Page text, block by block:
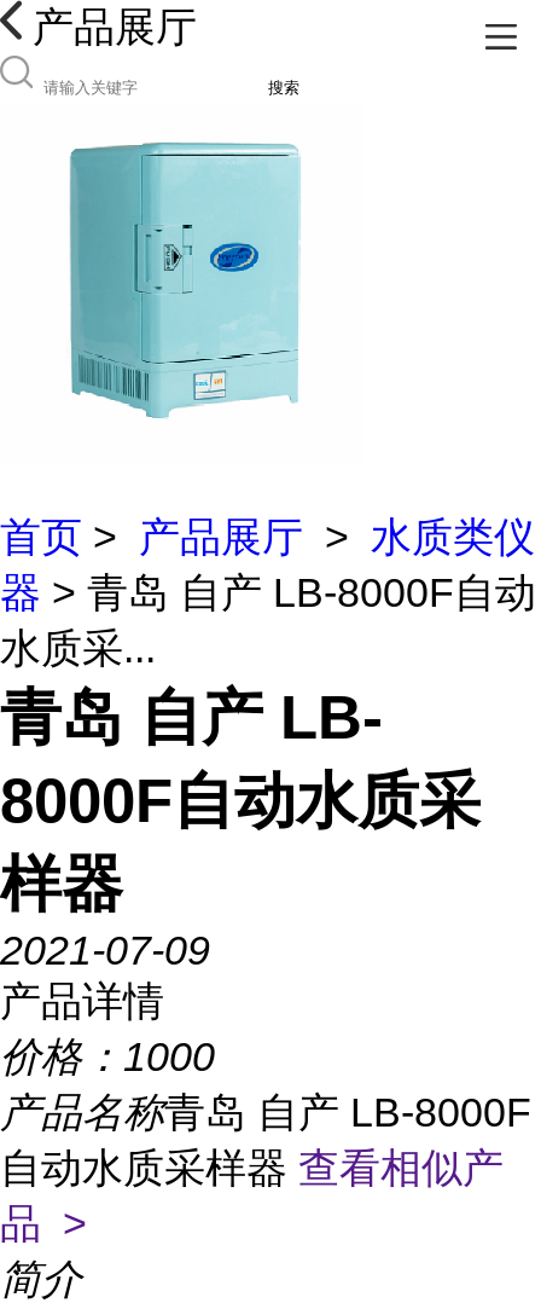
产品展厅
搜索
首页 > 产品展厅 > 水质类仪
器 > 青岛 自产 LB-8000F自动
水质采...
青岛 自产 LB-
8000F自动水质采
样器
2021-07-09
产品详情
价格： 1000
产品名称青岛 自产 LB-8000F
自动水质采样器 查看相似产
品 >
简介